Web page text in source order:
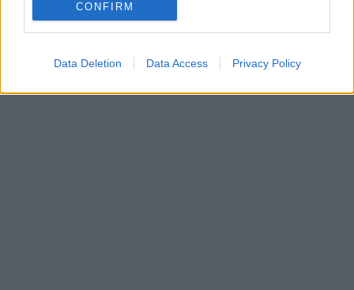
CONFIRM
Data Deletion Data Access Privacy Policy